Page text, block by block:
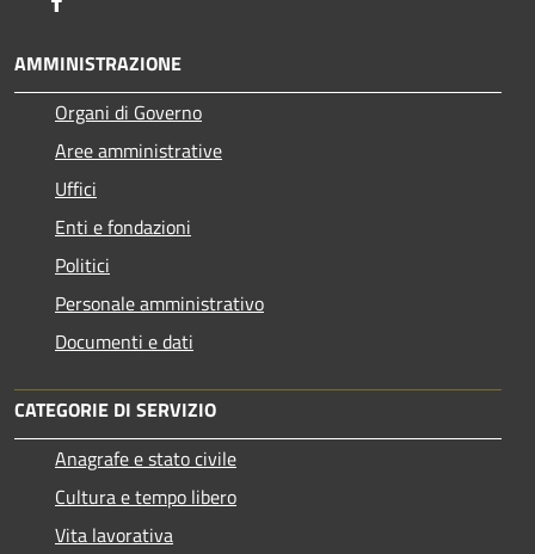
AMMINISTRAZIONE
Organi di Governo
Aree amministrative
Uffici
Enti e fondazioni
Politici
Personale amministrativo
Documenti e dati
CATEGORIE DI SERVIZIO
Anagrafe e stato civile
Cultura e tempo libero
Vita lavorativa